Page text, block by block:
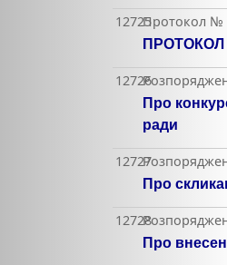
12725Протокол №
ПРОТОКОЛ
12726
Про
ради
12727
Про
12728
Про